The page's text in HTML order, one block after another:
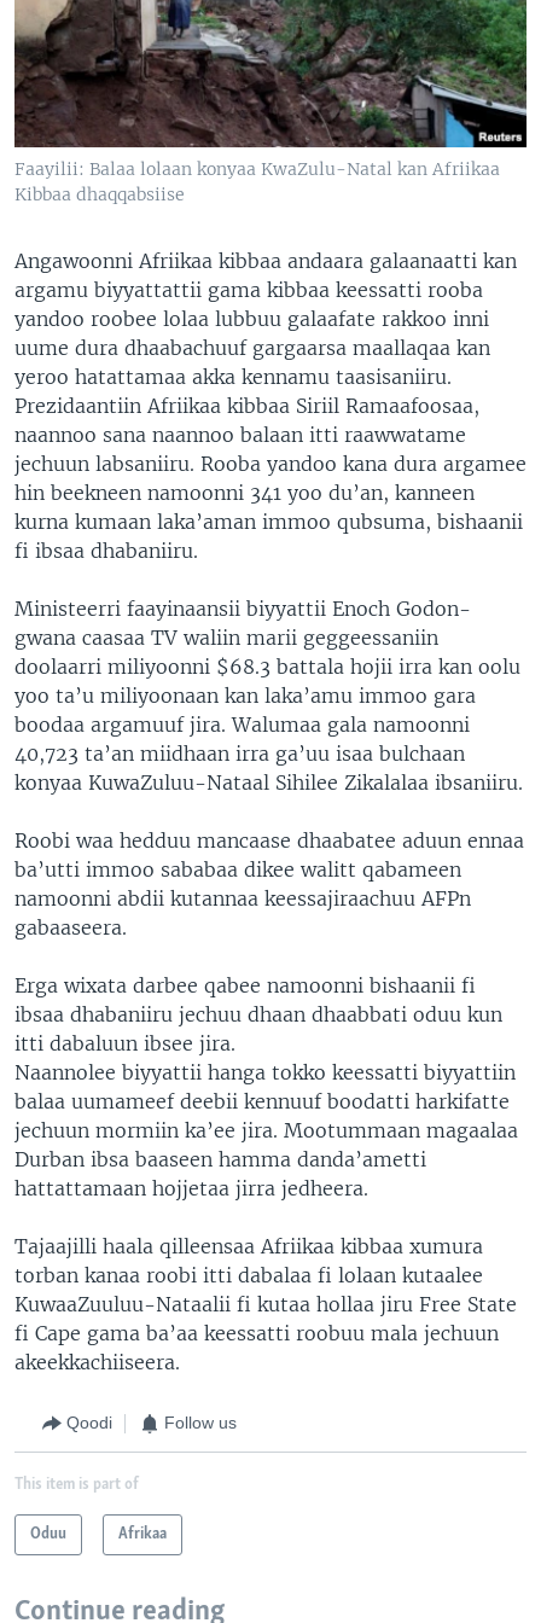
Faayilii: Balaa lolaan konyaa KwaZulu-Natal kan Afriikaa
Kibbaa dhaqqabsiise
Angawoonni Afriikaa kibbaa andaara galaanaatti kan
argamu biyyattattii gama kibbaa keessatti rooba
yandoo roobee lolaa lubbuu galaafate rakkoo inni
uume dura dhaabachuuf gargaarsa maallaqaa kan
yeroo hatattamaa akka kennamu taasisaniiru.
Prezidaantiin Afriikaa kibbaa Siriil Ramaafoosaa,
naannoo sana naannoo balaan itti raawwatame
jechuun labsaniiru. Rooba yandoo kana dura argamee
hin beekneen namoonni 341 yoo du’an, kanneen
kurna kumaan laka’aman immoo qubsuma, bishaanii
fi ibsaa dhabaniiru.
Ministeerri faayinaansii biyyattii Enoch Godon-
gwana caasaa TV waliin marii geggeessaniin
doolaarri miliyoonni $68.3 battala hojii irra kan oolu
yoo ta’u miliyoonaan kan laka’amu immoo gara
boodaa argamuuf jira. Walumaa gala namoonni
40,723 ta’an miidhaan irra ga’uu isaa bulchaan
konyaa KuwaZuluu-Nataal Sihilee Zikalalaa ibsaniiru.
Roobi waa hedduu mancaase dhaabatee aduun ennaa
ba’utti immoo sababaa dikee walitt qabameen
namoonni abdii kutannaa keessajiraachuu AFPn
gabaaseera.
Erga wixata darbee qabee namoonni bishaanii fi
ibsaa dhabaniiru jechuu dhaan dhaabbati oduu kun
itti dabaluun ibsee jira.
Naannolee biyyattii hanga tokko keessatti biyyattiin
balaa uumameef deebii kennuuf boodatti harkifatte
jechuun mormiin ka’ee jira. Mootummaan magaalaa
Durban ibsa baaseen hamma danda’ametti
hattattamaan hojjetaa jirra jedheera.
Tajaajilli haala qilleensaa Afriikaa kibbaa xumura
torban kanaa roobi itti dabalaa fi lolaan kutaalee
KuwaaZuuluu-Nataalii fi kutaa hollaa jiru Free State
fi Cape gama ba’aa keessatti roobuu mala jechuun
akeekkachiiseera.
Qoodi Follow us
This item is part of
Oduu Afrikaa
Continue reading